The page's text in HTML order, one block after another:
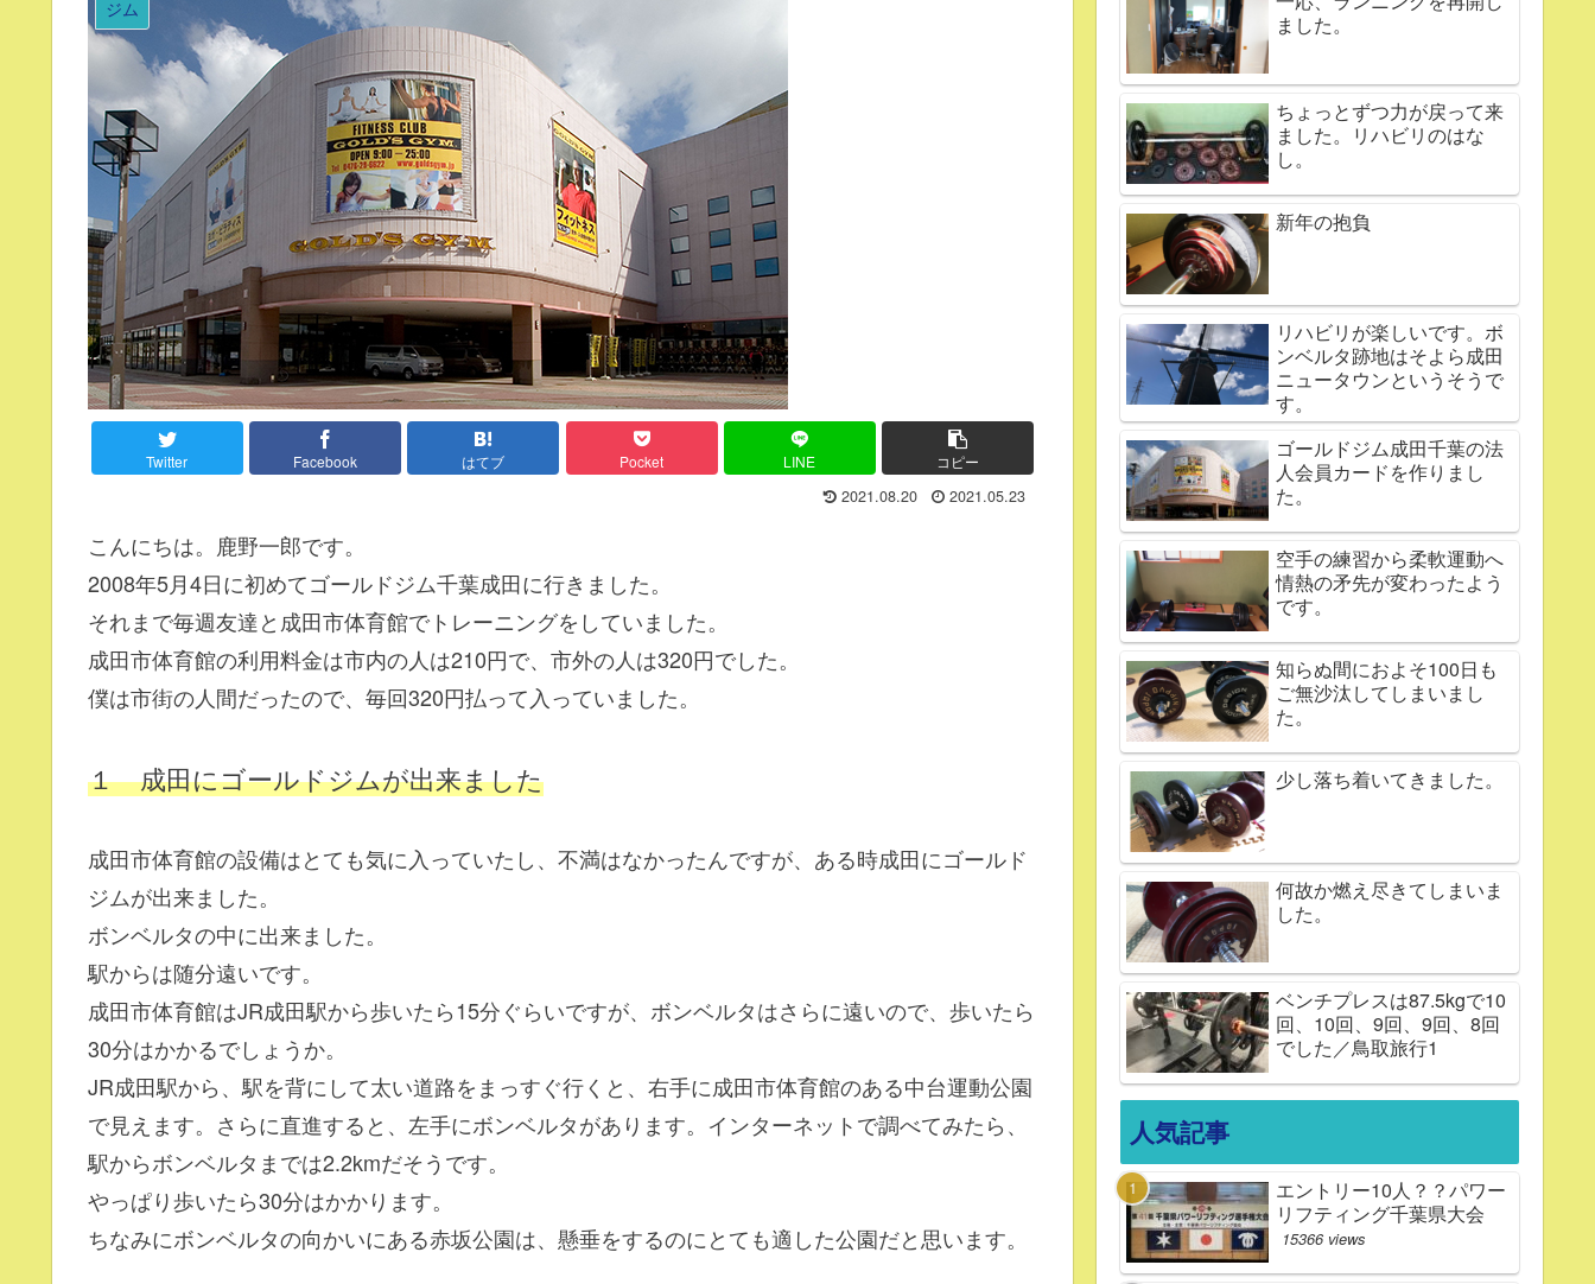
ジム
Twitter Facebook はてブ Pocket LINE コピー
2021.08.20 2021.05.23
こんにちは。鹿野一郎です。
2008年5月4日に初めてゴールドジム千葉成田に行きました。
それまで毎週友達と成田市体育館でトレーニングをしていました。
成田市体育館の利用料金は市内の人は210円で、市外の人は320円でした。
僕は市街の人間だったので、毎回320円払って入っていました。
１ 成田にゴールドジムが出来ました
成田市体育館の設備はとても気に入っていたし、不満はなかったんですが、ある時成田にゴールド
ジムが出来ました。
ボンベルタの中に出来ました。
駅からは随分遠いです。
成田市体育館はJR成田駅から歩いたら15分ぐらいですが、ボンベルタはさらに遠いので、歩いたら
30分はかかるでしょうか。
JR成田駅から、駅を背にして太い道路をまっすぐ行くと、右手に成田市体育館のある中台運動公園
で見えます。さらに直進すると、左手にボンベルタがあります。インターネットで調べてみたら、
駅からボンベルタまでは2.2kmだそうです。
やっぱり歩いたら30分はかかります。
ちなみにボンベルタの向かいにある赤坂公園は、懸垂をするのにとても適した公園だと思います。
ました。
ちょっとずつ力が戻って来
ました。リハビリのはな
し。
新年の抱負
リハビリが楽しいです。ボ
ンベルタ跡地はそよら成田
ニュータウンというそうで
す。
ゴールドジム成田千葉の法
人会員カードを作りまし
た。
空手の練習から柔軟運動へ
情熱の矛先が変わったよう
です。
知らぬ間におよそ100日も
ご無沙汰してしまいまし
た。
少し落ち着いてきました。
何故か燃え尽きてしまいま
した。
ベンチプレスは87.5kgで10
回、10回、9回、9回、8回
でした／鳥取旅行1
人気記事
エントリー10人？？パワー
リフティング千葉県大会
15366 views